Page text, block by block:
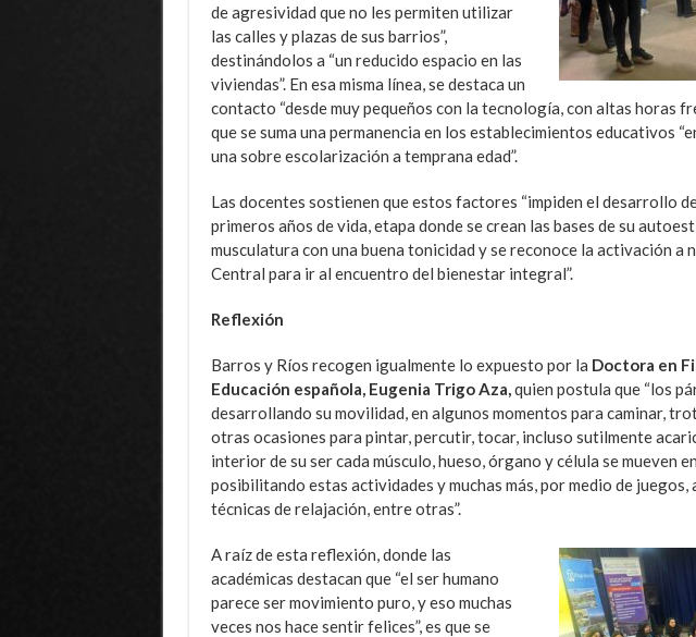
de agresividad que no les permiten utilizar
las calles y plazas de sus barrios”,
destinándolos a “un reducido espacio en las
viviendas”. En esa misma línea, se destaca un
contacto “desde muy pequeños con la tecnología, con altas horas
que se suma una permanencia en los establecimientos educativos
una sobre escolarización a temprana edad”.
Las docentes sostienen que estos factores “impiden el desarrollo
primeros años de vida, etapa donde se crean las bases de su
musculatura con una buena tonicidad y se reconoce la activación a
Central para ir al encuentro del bienestar integral”.
Reflexión
Barros y Ríos recogen igualmente lo expuesto por la Doctora en
Educación española, Eugenia Trigo Aza, quien postula que “los
desarrollando su movilidad, en algunos momentos para caminar,
otras ocasiones para pintar, percutir, tocar, incluso sutilmente
interior de su ser cada músculo, hueso, órgano y célula se mueven
posibilitando estas actividades y muchas más, por medio de juegos,
técnicas de relajación, entre otras”.
A raíz de esta reflexión, donde las
académicas destacan que “el ser humano
parece ser movimiento puro, y eso muchas
veces nos hace sentir felices”, es que se